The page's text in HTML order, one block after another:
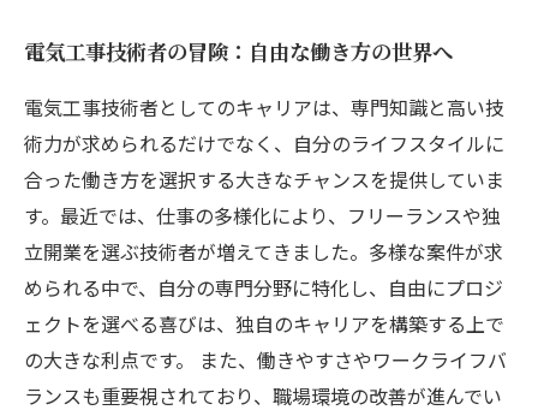
あなたも体験しよう！楽しい働き方の旅へ
電気工事技術者の冒険：自由な働き方の世界へ
電気工事技術者としてのキャリアは、専門知識と高い技
術力が求められるだけでなく、自分のライフスタイルに
合った働き方を選択する大きなチャンスを提供していま
す。最近では、仕事の多様化により、フリーランスや独
立開業を選ぶ技術者が増えてきました。多様な案件が求
められる中で、自分の専門分野に特化し、自由にプロジ
ェクトを選べる喜びは、独自のキャリアを構築する上で
の大きな利点です。 また、働きやすさやワークライフバ
ランスも重要視されており、職場環境の改善が進んでい